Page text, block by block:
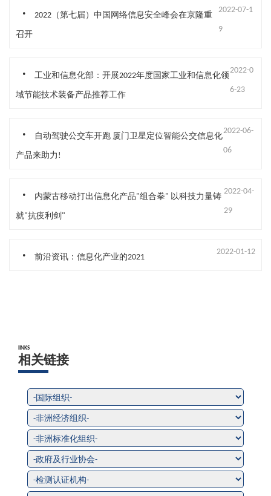
. 2022（第七届）中国网络信息安全峰会在京隆重
召开
2022-07-1
9
. 工业和信息化部：开展2022年度国家工业和信息化领
域节能技术装备产品推荐工作
2022-0
6-23
. 自动驾驶公交车开跑 厦门卫星定位智能公交信息化
产品来助力!
2022-06-
06
. 内蒙古移动打出信息化产品"组合拳" 以科技力量铸
就"抗疫利剑"
2022-04-
29
. 前沿资讯：信息化产业的2021
2022-01-12
lINKS
相关链接